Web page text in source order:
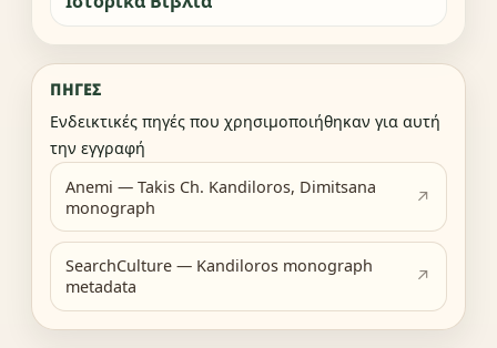
ΠΗΓΈΣ
Ενδεικτικές πηγές που χρησιμοποιήθηκαν για αυτή
την εγγραφή
Anemi — Takis Ch. Kandiloros, Dimitsana
monograph
SearchCulture — Kandiloros monograph
metadata